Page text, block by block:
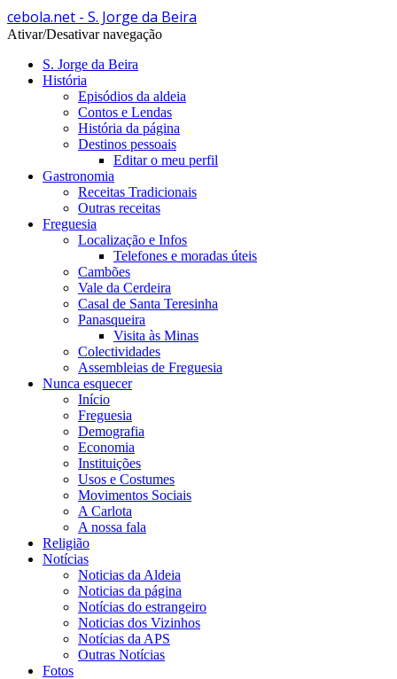
cebola.net - S. Jorge da Beira
Ativar/Desativar navegação
S. Jorge da Beira
História
Episódios da aldeia
Contos e Lendas
História da página
Destinos pessoais
Editar o meu perfil
Gastronomia
Receitas Tradicionais
Outras receitas
Freguesia
Localização e Infos
Telefones e moradas úteis
Cambões
Vale da Cerdeira
Casal de Santa Teresinha
Panasqueira
Visita às Minas
Colectividades
Assembleias de Freguesia
Nunca esquecer
Início
Freguesia
Demografia
Economia
Instituições
Usos e Costumes
Movimentos Sociais
A Carlota
A nossa fala
Religião
Notícias
Noticias da Aldeia
Noticias da página
Notícias do estrangeiro
Noticias dos Vizinhos
Notícias da APS
Outras Notícias
Fotos